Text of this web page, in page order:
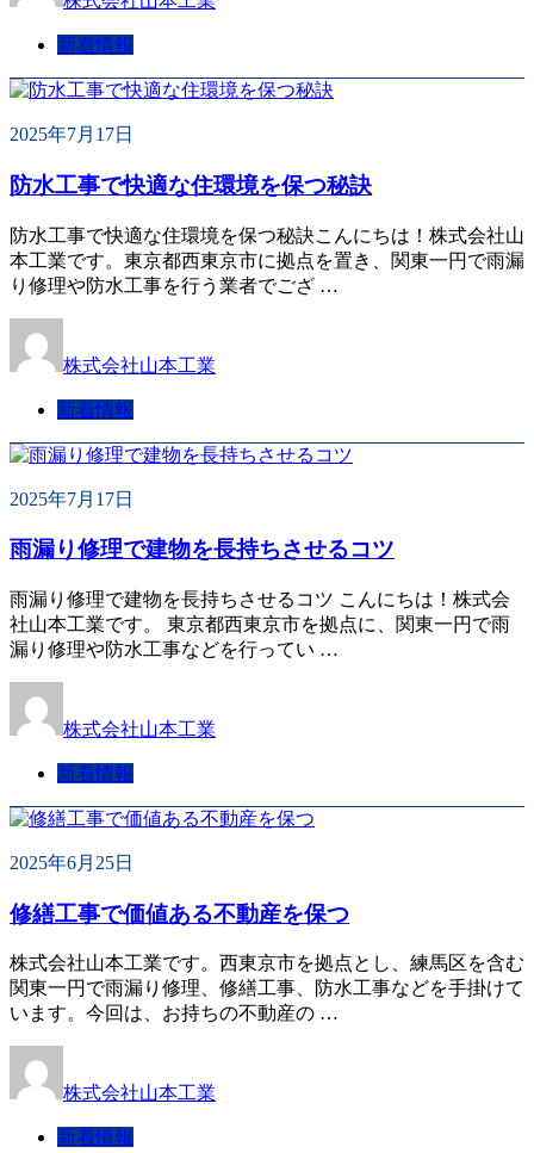
新着情報
2025年7月17日
防水工事で快適な住環境を保つ秘訣
防水工事で快適な住環境を保つ秘訣こんにちは！株式会社山
本工業です。東京都西東京市に拠点を置き、関東一円で雨漏
り修理や防水工事を行う業者でござ …
株式会社山本工業
新着情報
2025年7月17日
雨漏り修理で建物を長持ちさせるコツ
雨漏り修理で建物を長持ちさせるコツ こんにちは！株式会
社山本工業です。 東京都西東京市を拠点に、関東一円で雨
漏り修理や防水工事などを行ってい …
株式会社山本工業
新着情報
2025年6月25日
修繕工事で価値ある不動産を保つ
株式会社山本工業です。西東京市を拠点とし、練馬区を含む
関東一円で雨漏り修理、修繕工事、防水工事などを手掛けて
います。今回は、お持ちの不動産の …
株式会社山本工業
新着情報